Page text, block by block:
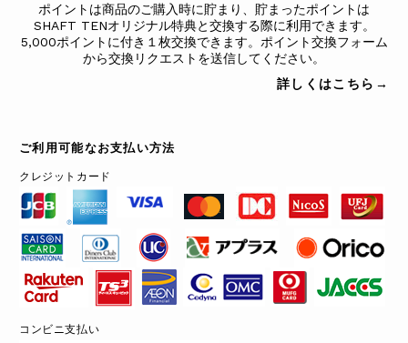
ポイントは商品のご購入時に貯まり、貯まったポイントは
SHAFT TENオリジナル特典と交換する際に利用できます。
5,000ポイントに付き１枚交換できます。ポイント交換フォーム
から交換リクエストを送信してください。
詳しくはこちら→
ご利用可能なお支払い方法
クレジットカード
コンビニ支払い